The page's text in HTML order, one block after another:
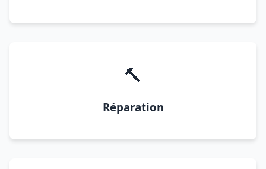
🔨
Réparation